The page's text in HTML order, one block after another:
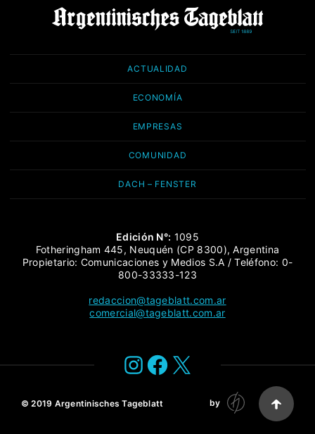
ACTUALIDAD
ECONOMÍA
EMPRESAS
COMUNIDAD
DACH – FENSTER
Edición N°: 1095
Fotheringham 445, Neuquén (CP 8300), Argentina
Propietario: Comunicaciones y Medios S.A / Teléfono: 0-
800-33333-123
redaccion@tageblatt.com.ar
comercial@tageblatt.com.ar
Instagram
Facebook
X
© 2019 Argentinisches Tageblatt by